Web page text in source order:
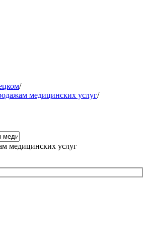
/
медицинских услуг/
медицинских услуг